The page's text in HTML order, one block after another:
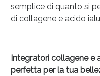
semplice di quanto si
di collagene e acido
Integratori collagene e
perfetta per la tua